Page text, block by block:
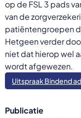
niet kunnen
ondersteuning,
voorkomt de
en blijft
Lees meer
op de FSL 3 pads
van de
patiëntengroepen
Hetgeen verder
niet dat hierop wel
wordt afgewezen.
Uitspraak Bindend
Publicatie